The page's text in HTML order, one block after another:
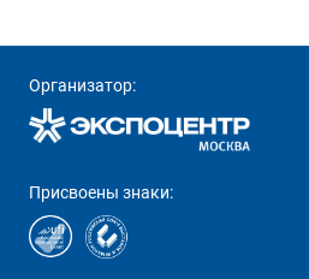
Организатор:
Присвоены знаки: